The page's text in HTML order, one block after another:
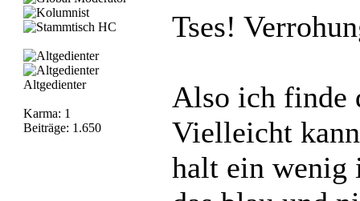
Altgedienter
Karma: 1
Beiträge: 1.650
Tses!
Also ich finde
Vielleicht
halt ein wenig